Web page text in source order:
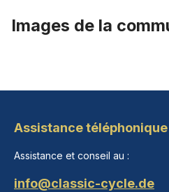
Images de la
Assistance téléphonique
Assistance et conseil au :
info@classic-cycle.de